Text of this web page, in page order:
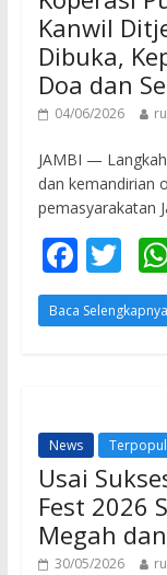
Kanwil
Dibuka,
Doa dan
04/06/2026
JAMBI —
dan kemandirian
pemasyarakatan
F
ac
e
o
k
T
w
itt
Baca Selengkapnya
News
Usai
Fest 2026
Megah
30/05/2026